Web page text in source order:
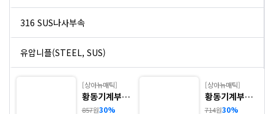
316 SUS나사부속
유압니플(STEEL, SUS)
볼밸브(황동, SUS)[상아뉴매틱]
황동기계부속
- 1. BNHN(호
857원30%
[상아뉴매틱]
황동기계부속
- 2. BNN6(단
714원30%